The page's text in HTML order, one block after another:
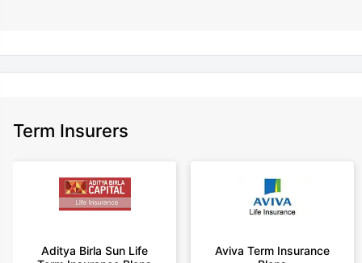
+Rs. 15/day is starting price for a 75 lakhs term life insurance for an 18
+Rs. 504/month is starting price for a 1.5 crore term life insurance for an 18
+Rs. 494/month is starting price for a 2 crore term life insurance for an 18
year-old male, non-smoker, with no pre-existing diseases, cover upto 30
+Rs. 636/month is starting price for a 3 crore term life insurance for an 18
year-old male, non-smoker, with no pre-existing diseases, cover upto 30
Term Insurers
Aditya Birla Sun Life
Aviva Term Insurance